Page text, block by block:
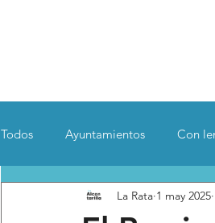
Todos Ayuntamientos Con
Desde otras
La Rata 1 may 2025